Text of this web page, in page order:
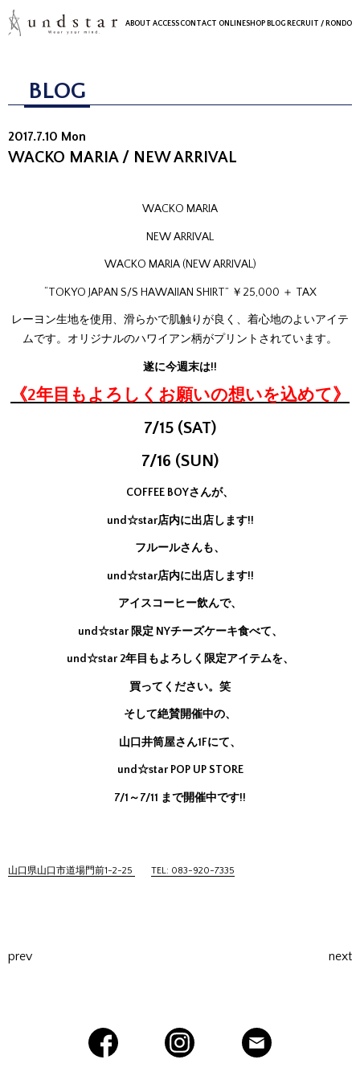
ABOUT ACCESSCONTACT ONLINESHOP BLOG RECRUIT / RONDO
BLOG
2017.7.10 Mon
WACKO MARIA / NEW ARRIVAL
WACKO MARIA
NEW ARRIVAL
WACKO MARIA (NEW ARRIVAL)
“TOKYO JAPAN S/S HAWAIIAN SHIRT” ￥25,000 ＋ TAX
レーヨン生地を使用、滑らかで肌触りが良く、着心地のよいアイテ
ムです。オリジナルのハワイアン柄がプリントされています。
遂に今週末は!!
《2年目もよろしくお願いの想いを込めて》
7/15 (SAT)
7/16 (SUN)
COFFEE BOYさんが、
und☆star店内に出店します!!
フルールさんも、
und☆star店内に出店します!!
アイスコーヒー飲んで、
und☆star 限定 NYチーズケーキ食べて、
und☆star 2年目もよろしく限定アイテムを、
買ってください。笑
そして絶賛開催中の、
山口井筒屋さん1Fにて、
und☆star POP UP STORE
7/1～7/11 まで開催中です!!
山口県山口市道場門前1-2-25 TEL: 083-920-7335
prev next